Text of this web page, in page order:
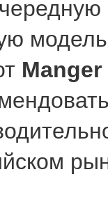
Manger